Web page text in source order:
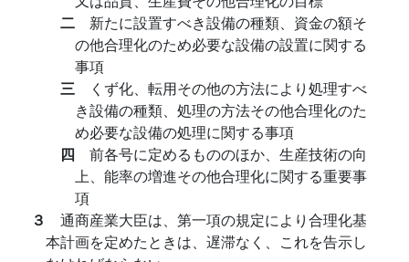
二 新たに設置すべき設備の種類、資金の額そ
の他合理化のため必要な設備の設置に関する
事項
三
くず化、転用その他の方法により処理すべ
き設備の種類、処理の方法その他合理化のた
め必要な設備の処理に関する事項
四 前各号に定めるもののほか、生産技術の向
上、能率の増進その他合理化に関する重要事
項
３ 通商産業大臣は、第一項の規定により合理化基
本計画を定めたときは、遅滞なく、これを告示し